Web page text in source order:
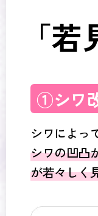
「
①シワ
シワによっ
シワの凹凸
が若々しく